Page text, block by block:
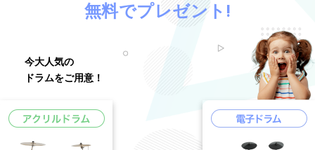
無料でプレゼント!
今大人気の
ドラムをご用意！